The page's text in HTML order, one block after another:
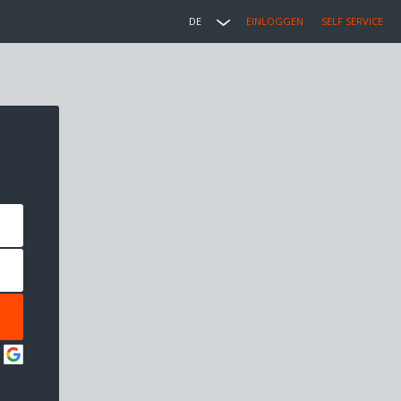
DE EINLOGGEN SELF SERVICE